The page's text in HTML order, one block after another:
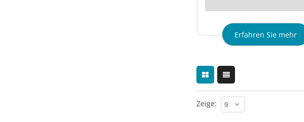
Erfahren Sie mehr
Zeige: